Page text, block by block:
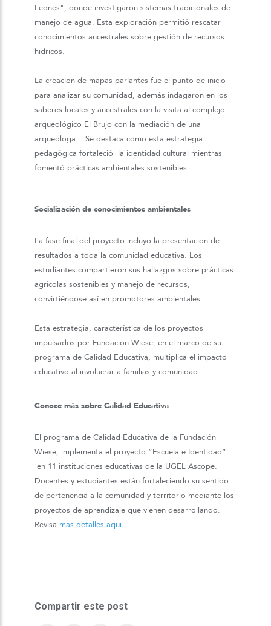
Leones", donde investigaron sistemas tradicionales de
manejo de agua. Esta exploración permitió rescatar
conocimientos ancestrales sobre gestión de recursos
hídricos.
La creación de mapas parlantes fue el punto de inicio
para analizar su comunidad, además indagaron en los
saberes locales y ancestrales con la visita al complejo
arqueológico El Brujo con la mediación de una
arqueóloga... Se destaca cómo esta estrategia
pedagógica fortaleció la identidad cultural mientras
fomentó prácticas ambientales sostenibles.
Socialización de conocimientos ambientales
La fase final del proyecto incluyó la presentación de
resultados a toda la comunidad educativa. Los
estudiantes compartieron sus hallazgos sobre prácticas
agrícolas sostenibles y manejo de recursos,
convirtiéndose así en promotores ambientales.
Esta estrategia, característica de los proyectos
impulsados por Fundación Wiese, en el marco de su
programa de Calidad Educativa, multiplica el impacto
educativo al involucrar a familias y comunidad.
Conoce más sobre Calidad Educativa
El programa de Calidad Educativa de la Fundación
Wiese, implementa el proyecto “Escuela e Identidad”
en 11 instituciones educativas de la UGEL Ascope.
Docentes y estudiantes están fortaleciendo su sentido
de pertenencia a la comunidad y territorio mediante los
proyectos de aprendizaje que vienen desarrollando.
Revisa más detalles aquí.
Compartir este post